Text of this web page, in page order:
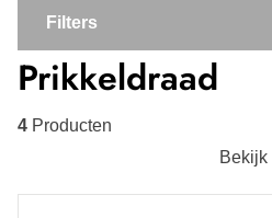
Filters
Prikkeldraad
4 Producten
Bekijk